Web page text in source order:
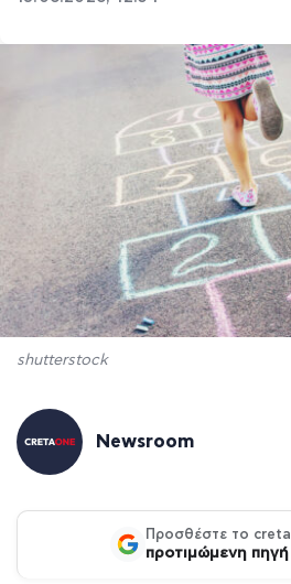
shutterstock
Newsroom
Προσθέστε το
προτιμώμενη